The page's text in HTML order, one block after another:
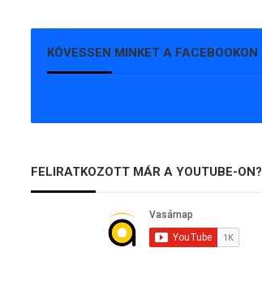
KÖVESSEN MINKET A FACEBOOKON
FELIRATKOZOTT MÁR A YOUTUBE-ON?